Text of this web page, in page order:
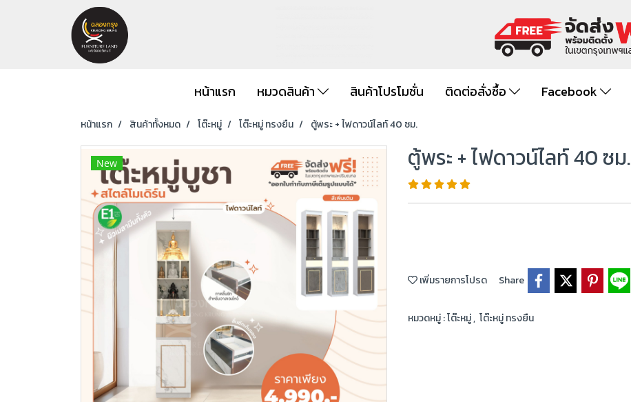
หน้าแรก หมวดสินค้า สินค้าโปรโมชั่น ติดต่อสั่งซื้อ Facebook
หน้าแรก สินค้าทั้งหมด โต๊ะหมู่ โต๊ะหมู่ ทรงยืน ตู้พระ + ไฟดาวน์ไลท์ 40 ซม.
New ตู้พระ + ไฟดาวน์ไลท์ 40 ซม.
เพิ่มรายการโปรด Share
หมวดหมู่ :โต๊ะหมู่, โต๊ะหมู่ ทรงยืน